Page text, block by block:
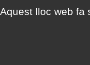
Aquest lloc web fa